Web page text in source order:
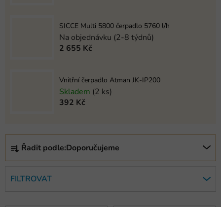
SICCE Multi 5800 čerpadlo 5760 l/h
Na objednávku (2-8 týdnů)
2 655 Kč
Vnitřní čerpadlo Atman JK-IP200
Skladem (2 ks)
392 Kč
Ř
z
Řadit podle:Doporučujeme
FILTROVAT